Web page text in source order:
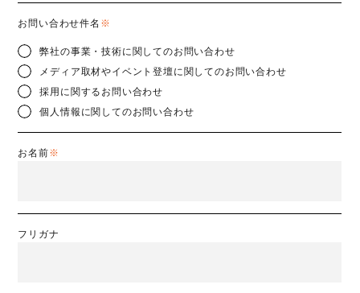
お問い合わせ件名 ※
弊社の事業・技術に関してのお問い合わせ
メディア取材やイベント登壇に関してのお問い合わせ
採用に関するお問い合わせ
個人情報に関してのお問い合わせ
お名前※
フリガナ